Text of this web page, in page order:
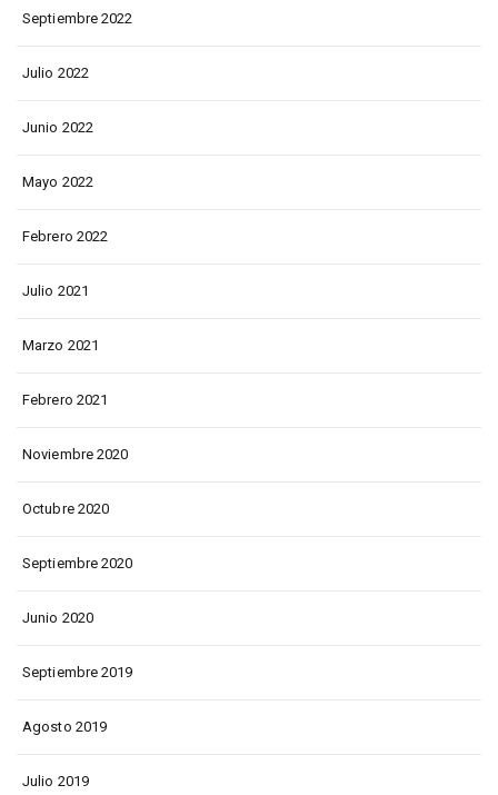
Septiembre 2022
Julio 2022
Junio 2022
Mayo 2022
Febrero 2022
Julio 2021
Marzo 2021
Febrero 2021
Noviembre 2020
Octubre 2020
Septiembre 2020
Junio 2020
Septiembre 2019
Agosto 2019
Julio 2019